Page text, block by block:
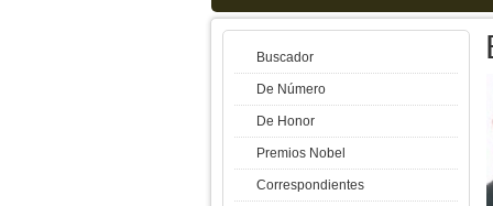
Buscador
De Número
De Honor
Premios Nobel
Correspondientes